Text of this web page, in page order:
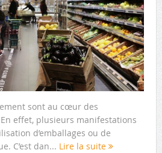
sont au cœur des
effet, plusieurs manifestations
d’emballages ou de
C’est dan... Lire la suite